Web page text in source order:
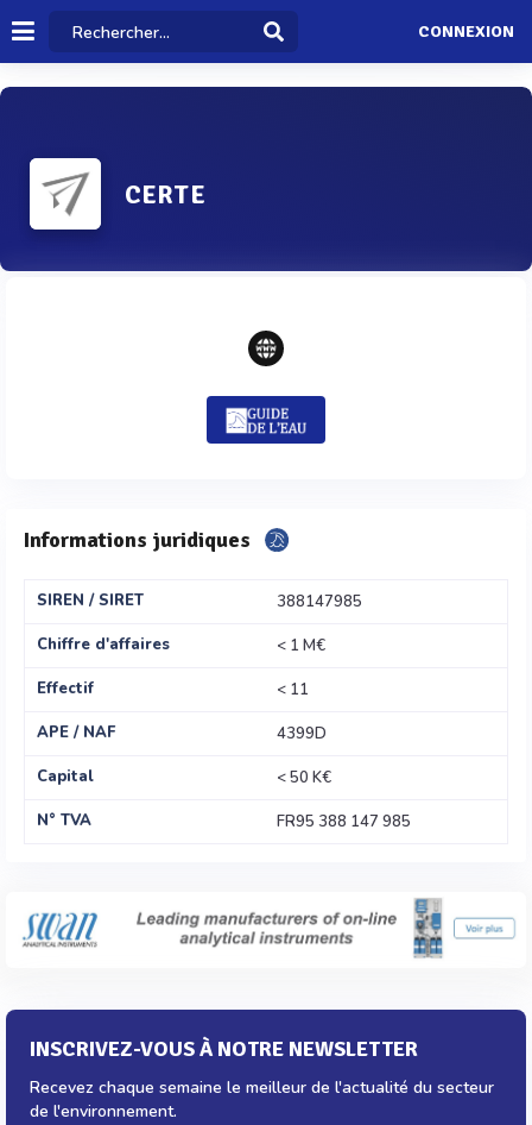
CONNEXION
CERTE
Informations juridiques
SIREN / SIRET
388147985
Chiffre d'affaires
< 1 M€
Effectif
< 11
APE / NAF
4399D
Capital
< 50 K€
N° TVA
FR95 388 147 985
INSCRIVEZ-VOUS À NOTRE NEWSLETTER
Recevez chaque semaine le meilleur de l'actualité du secteur
de l'environnement.